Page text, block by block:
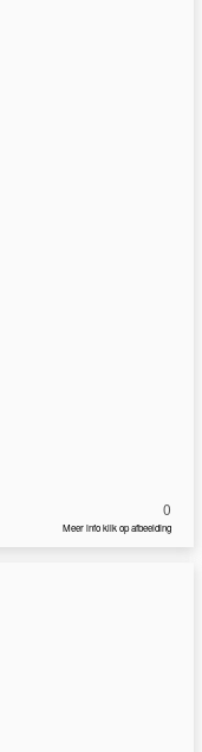
0
Meer info klik op afbeelding